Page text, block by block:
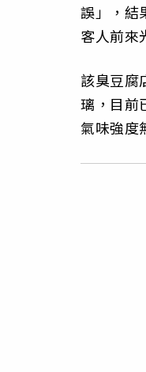
誤」，結
客人前來
該臭豆腐
璃，目前
氣味強度